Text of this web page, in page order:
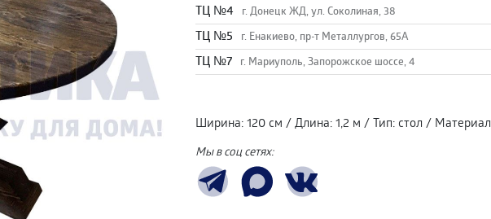
TЦ №4 г. Донецк ЖД, ул. Соколиная, 38
TЦ №5 г. Енакиево, пр-т Металлургов, 65А
ТЦ №7 г. Мариуполь, Запорожское шоссе, 4
Ширина: 120 см / Длина: 1,2 м / Тип: стол / Материал
Мы в соц сетях: